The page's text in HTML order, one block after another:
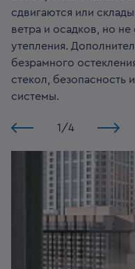
сдвигаются или
ветра и осадков, но
утепления.
безрамного
стекол, безопасность
системы.
1 /4